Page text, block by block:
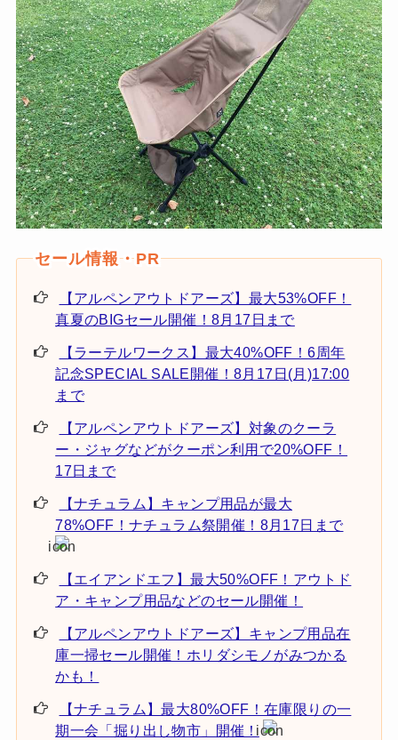
【アルペンアウトドアーズ】最大53%OFF！
真夏のBIGセール開催！8月17日まで
【ラーテルワークス】最大40%OFF！6周年
記念SPECIAL SALE開催！8月17日(月)17:00
まで
【アルペンアウトドアーズ】対象のクーラ
ー・ジャグなどがクーポン利用で20%OFF！
17日まで
【ナチュラム】キャンプ用品が最大
78%OFF！ナチュラム祭開催！8月17日まで
【エイアンドエフ】最大50%OFF！アウトド
ア・キャンプ用品などのセール開催！
【アルペンアウトドアーズ】キャンプ用品在
庫一掃セール開催！ホリダシモノがみつかる
かも！
【ナチュラム】最大80%OFF！在庫限りの一
期一会「掘り出し物市」開催！